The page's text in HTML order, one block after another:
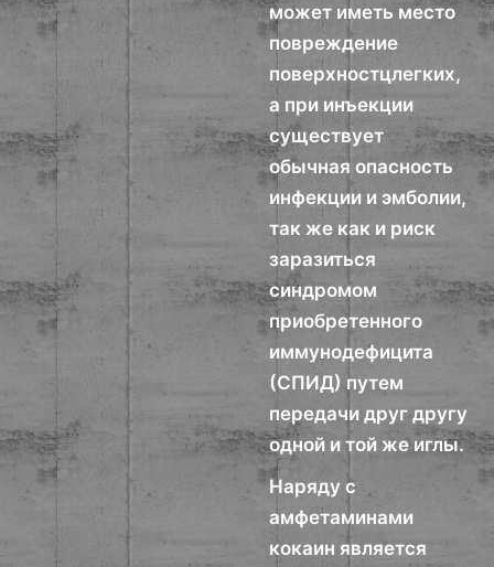
может иметь место
повреждение
поверхностцлегких,
а при инъекции
существует
обычная опасность
инфекции и эмболии,
так же как и риск
заразиться
синдромом
приобретенного
иммунодефицита
(СПИД) путем
передачи друг другу
одной и той же иглы.
Наряду с
амфетаминами
кокаин является